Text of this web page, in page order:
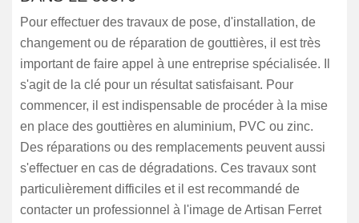
Pour effectuer des travaux de pose, d'installation, de
changement ou de réparation de gouttières, il est très
important de faire appel à une entreprise spécialisée. Il
s'agit de la clé pour un résultat satisfaisant. Pour
commencer, il est indispensable de procéder à la mise
en place des gouttières en aluminium, PVC ou zinc.
Des réparations ou des remplacements peuvent aussi
s'effectuer en cas de dégradations. Ces travaux sont
particulièrement difficiles et il est recommandé de
contacter un professionnel à l'image de Artisan Ferret